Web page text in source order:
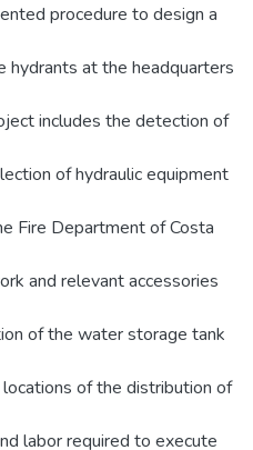
procedure to design a
at the headquarters
includes the detection of
of hydraulic equipment
Fire Department of Costa
and relevant accessories
of the water storage tank
of the distribution of
labor required to execute